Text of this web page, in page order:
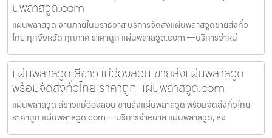
นพลาสวูด.com
แผ่นพลาสวูด งานภายในนราธิวาส บริการจัดส่งแผ่นพลาสวูดขายส่งทั่ว
ไทย ทุกจังหวัด ทุกภาค ราคาถูก แผ่นพลาสวูด.com —บริการจำหน่
แผ่นพลาสวูด สีขาวแม่ฮ่องสอน ขายส่งแผ่นพลาสวูด
พร้อมจัดส่งทั่วไทย ราคาถูก แผ่นพลาสวูด.com
แผ่นพลาสวูด สีขาวแม่ฮ่องสอน ขายส่งแผ่นพลาสวูด พร้อมจัดส่งทั่วไทย
ราคาถูก แผ่นพลาสวูด.com —บริการจำหน่าย แผ่นพลาสวูด, ส่ง